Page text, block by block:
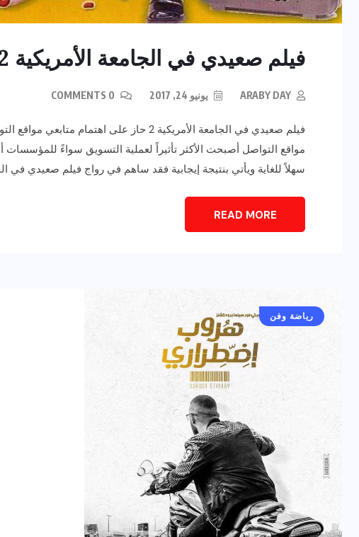
فيلم صعيدي في الجامعة الأمريكية 2 الأكثر شهرة على تويتر
ARABY DAY يونيو 24, 2017
فيلم صعيدي في الجامعة الأمريكية 2 حاز على
مواقع التواصل أصبحت الأكثر تأثيراً لعملية التسويق سواءً للمؤسسات
سهلاً للغاية ويأتي بنتيجة إيجابية فقد ساهم في رواج فيلم صعيدي في الجامعة
READ MORE
رياضة وفن
رصد اهم تصاريحات
الفنانه”شيرين رضا” مع سمر
يسرى..فما هى؟
ديسمبر 23, 2017